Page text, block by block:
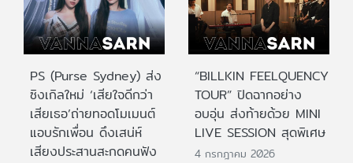
PS (Purse Sydney) ส่ง
ซิงเกิลใหม่ ‘เสียใจดีกว่า
เสียเธอ’ถ่ายทอดโมเมนต์
แอบรักเพื่อน ดึงเสน่ห์
เสียงประสานสะกดคนฟัง
“BILLKIN FEELQUENCY
TOUR” ปิดฉากอย่าง
อบอุ่น ส่งท้ายด้วย MINI
LIVE SESSION สุดพิเศษ
4 กรกฎาคม 2026